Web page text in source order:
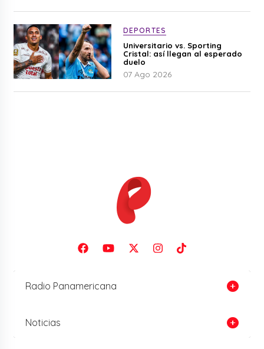
DEPORTES
Universitario vs. Sporting
Cristal: así llegan al esperado
duelo
07 Ago 2026
Radio Panamericana
Noticias